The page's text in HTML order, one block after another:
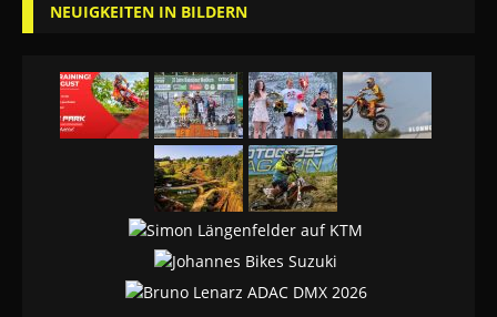
NEUIGKEITEN IN BILDERN